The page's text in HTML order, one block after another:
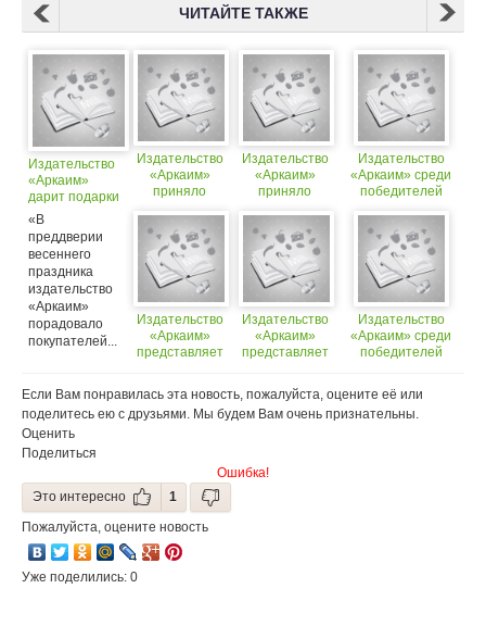
ЧИТАЙТЕ ТАКЖЕ
Издательство
«Аркаим»
дарит подарки
«В
преддверии
весеннего
праздника
издательство
«Аркаим»
порадовало
покупателей...
Издательство
«Аркаим»
приняло
«Пир 2003»
Издательство
«Аркаим»
представляет
«Адреналин»
Издательство
«Аркаим»
приняло
«Пир 2003»
Издательство
«Аркаим»
представляет
книг
«Адреналин»
Издательство
«Аркаим» среди
победителей
Фонда
поощрительных
вознаграждений
за кулинарные
издания»
Издательство
«Аркаим» среди
победителей
Фонда
поощрительных
Если Вам понравилась эта новость, пожалуйста, оцените её или
поделитесь ею с друзьями. Мы будем Вам очень признательны.
Оценить
Поделиться
Ошибка!
Это интересно
1
Пожалуйста, оцените новость
Уже поделились: 0